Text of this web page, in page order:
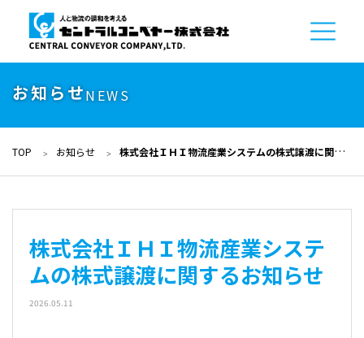
お知らせNEWS
TOP お知らせ 株式会社ＩＨＩ物流産業システムの株式譲渡に関するお知らせ
株式会社ＩＨＩ物流産業システ
ムの株式譲渡に関するお知らせ
2026.05.11